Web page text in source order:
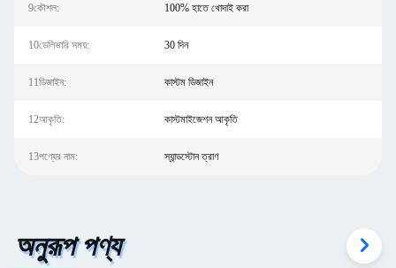
9কৌশল: 100% হাতে খোদাই করা
10ডেলিভারি সময়: 30 দিন
11ডিজাইন: কাস্টম ডিজাইন
12আকৃতি: কাস্টমাইজেশন আকৃতি
13পণ্যের নাম: স্যান্ডস্টোন ত্রাণ
অনুরূপ পণ্য